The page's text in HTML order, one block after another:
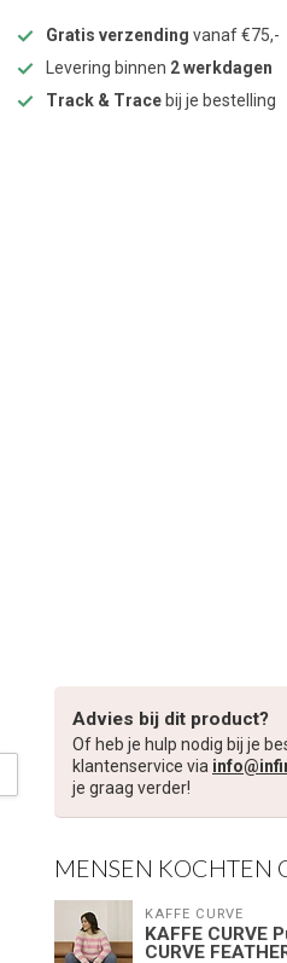
Gratis verzending vanaf €75,-
Levering binnen 2 werkdagen
Track & Trace bij je bestelling
Advies bij dit product?
Of heb je hulp nodig bij je
klantenservice via
je graag verder!
MENSEN KOCHTEN
KAFFE CURVE
KAFFE CURVE
CURVE